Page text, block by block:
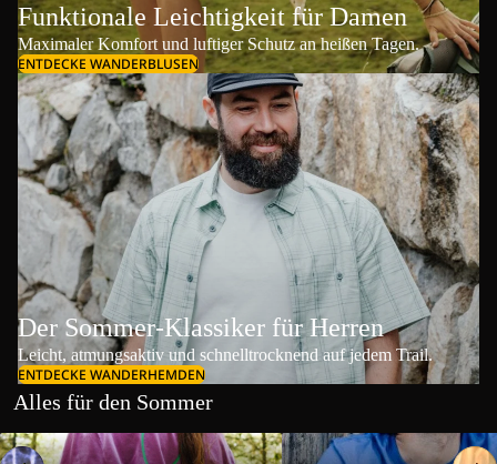
Funktionale Leichtigkeit für Damen
Maximaler Komfort und luftiger Schutz an heißen Tagen.
ENTDECKE WANDERBLUSEN
Der Sommer-Klassiker für Herren
Leicht, atmungsaktiv und schnelltrocknend auf jedem Trail.
ENTDECKE WANDERHEMDEN
Alles für den Sommer
Damen T-Shirts & Polos Herren T-Shirts & Polos